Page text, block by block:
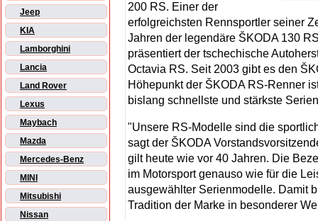
Jeep
KIA
Lamborghini
Lancia
Land Rover
Lexus
Maybach
Mazda
Mercedes-Benz
MINI
Mitsubishi
Nissan
200 RS. Einer der
erfolgreichsten Rennsportler seiner
Jahren der legendäre ŠKODA 130
präsentiert der tschechische
Octavia RS. Seit 2003 gibt es den
Höhepunkt der ŠKODA RS-Renner
bislang schnellste und stärkste
"Unsere RS-Modelle sind die
sagt der ŠKODA
gilt heute wie vor 40 Jahren. Die
im Motorsport genauso wie für die
ausgewählter Serienmodelle. Damit
Tradition der Marke in besonderer